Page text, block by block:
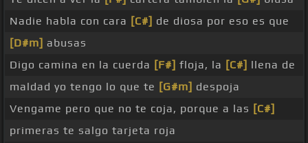
Nadie habla con cara [C#] de diosa por eso es que
[D#m] abusas
Digo camina en la cuerda [F#] floja, la [C#] llena de
maldad yo tengo lo que te [G#m] despoja
Vengame pero que no te coja, porque a las [C#]
primeras te salgo tarjeta roja